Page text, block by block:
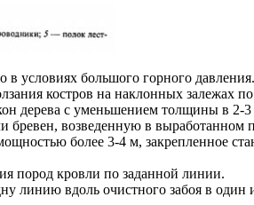
условиях большого горного
костров на наклонных залежах
дерева с уменьшением толщины в 2-3
бревен, возведенную в выработанном
более 3-4 м, закрепленное
пород кровли по заданной линии.
линию вдоль очистного забоя в один